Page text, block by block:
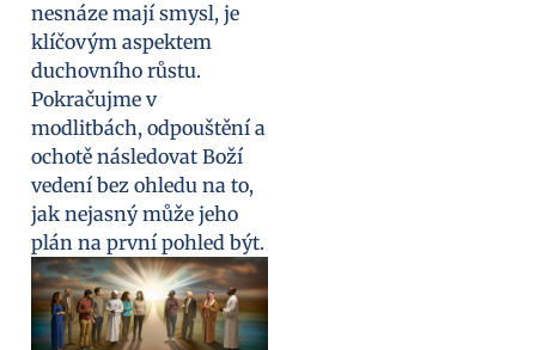
nesnáze mají smysl, je
klíčovým aspektem
duchovního růstu.
Pokračujme v
modlitbách, odpouštění a
ochotě následovat Boží
vedení bez ohledu na to,
jak nejasný může jeho
plán na první pohled být.